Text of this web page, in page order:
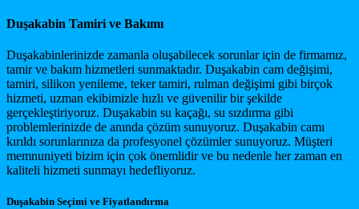
Duşakabin Tamiri ve Bakımı
Duşakabinlerinizde zamanla oluşabilecek sorunlar için de firmamız,
tamir ve bakım hizmetleri sunmaktadır. Duşakabin cam değişimi,
tamiri, silikon yenileme, teker tamiri, rulman değişimi gibi birçok
hizmeti, uzman ekibimizle hızlı ve güvenilir bir şekilde
gerçekleştiriyoruz. Duşakabin su kaçağı, su sızdırma gibi
problemlerinizde de anında çözüm sunuyoruz. Duşakabin camı
kırıldı sorunlarınıza da profesyonel çözümler sunuyoruz. Müşteri
memnuniyeti bizim için çok önemlidir ve bu nedenle her zaman en
kaliteli hizmeti sunmayı hedefliyoruz.
Duşakabin Seçimi ve Fiyatlandırma